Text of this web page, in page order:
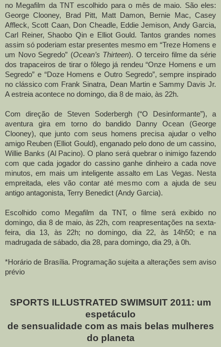
no Megafilm da TNT escolhido para o mês de maio. São eles:
George Clooney, Brad Pitt, Matt Damon, Bernie Mac, Casey
Affleck, Scott Caan, Don Cheadle, Eddie Jemison, Andy Garcia,
Carl Reiner, Shaobo Qin e Elliot Gould. Tantos grandes nomes
assim só poderiam estar presentes mesmo em “Treze Homens e
um Novo Segredo” (Ocean’s Thirteen). O terceiro filme da série
dos trapaceiros de tirar o fôlego já rendeu “Onze Homens e um
Segredo” e “Doze Homens e Outro Segredo”, sempre inspirado
no clássico com Frank Sinatra, Dean Martin e Sammy Davis Jr.
A estreia acontece no domingo, dia 8 de maio, às 22h.
Com direção de Steven Soderbergh (“O Desinformante”), a
aventura gira em torno do bandido Danny Ocean (George
Clooney), que junto com seus homens precisa ajudar o velho
amigo Reuben (Elliot Gould), enganado pelo dono de um cassino,
Willie Banks (Al Pacino). O plano será quebrar o inimigo fazendo
com que cada jogador do cassino ganhe dinheiro a cada nove
minutos, em mais um inteligente assalto em Las Vegas. Nesta
empreitada, eles vão contar até mesmo com a ajuda de seu
antigo antagonista, Terry Benedict (Andy Garcia).
Escolhido como Megafilm da TNT, o filme será exibido no
domingo, dia 8 de maio, às 22h, com reapresentações na sexta-
feira, dia 13, às 22h; no domingo, dia 22, às 14h50; e na
madrugada de sábado, dia 28, para domingo, dia 29, à 0h.
*Horário de Brasília. Programação sujeita a alterações sem aviso
prévio
SPORTS ILLUSTRATED SWIMSUIT 2011: um
espetáculo
de sensualidade com as mais belas mulheres
do planeta